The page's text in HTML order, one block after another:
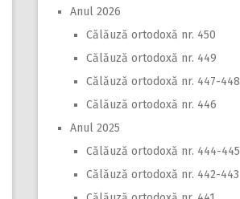
Anul 2026
Călăuză ortodoxă nr. 450
Călăuză ortodoxă nr. 449
Călăuză ortodoxă nr. 447-448
Călăuză ortodoxă nr. 446
Anul 2025
Călăuză ortodoxă nr. 444-445
Călăuză ortodoxă nr. 442-443